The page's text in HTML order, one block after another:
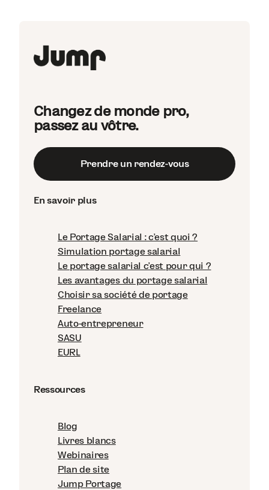
Changez de monde pro,
passez au vôtre.
Prendre un rendez-vous
En savoir plus
Le Portage Salarial : c'est quoi ?
Simulation portage salarial
Le portage salarial c'est pour qui ?
Les avantages du portage salarial
Choisir sa société de portage
Freelance
Auto-entrepreneur
SASU
EURL
Ressources
Blog
Livres blancs
Webinaires
Plan de site
Jump Portage